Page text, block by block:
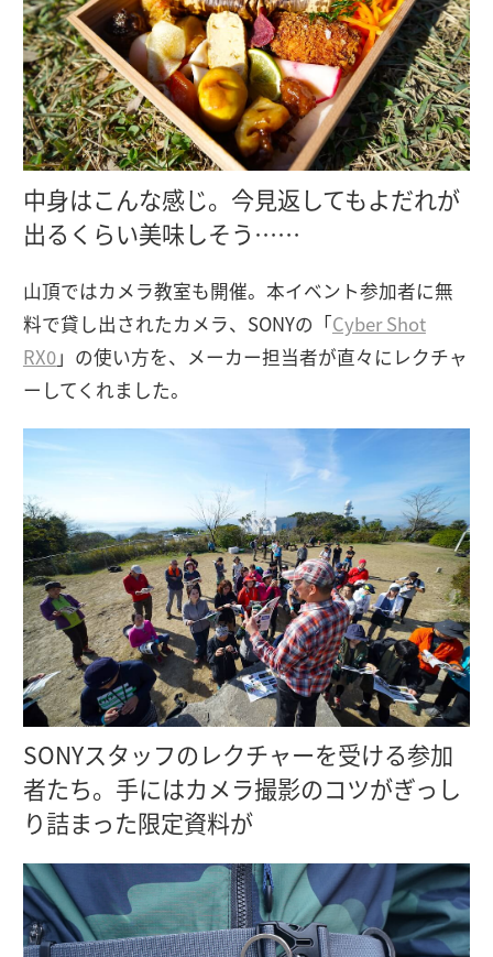
中身はこんな感じ。今見返してもよだれが
出るくらい美味しそう……
山頂ではカメラ教室も開催。本イベント参加者に無
料で貸し出されたカメラ、SONYの「Cyber Shot
RX0」の使い方を、メーカー担当者が直々にレクチャ
ーしてくれました。
SONYスタッフのレクチャーを受ける参加
者たち。手にはカメラ撮影のコツがぎっし
り詰まった限定資料が